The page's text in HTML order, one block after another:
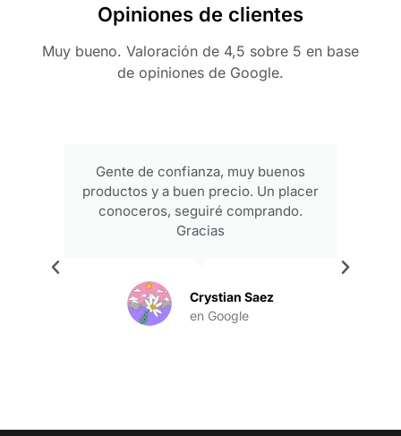
Opiniones de clientes
Muy bueno. Valoración de 4,5 sobre 5 en base
de opiniones de Google.
Gente de confianza, muy buenos
productos y a buen precio. Un placer
conoceros, seguiré comprando.
Gracias
Crystian Saez
en Google